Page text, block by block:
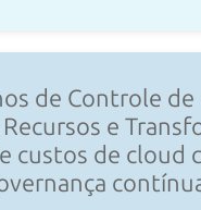
de Controle de
e
custos de